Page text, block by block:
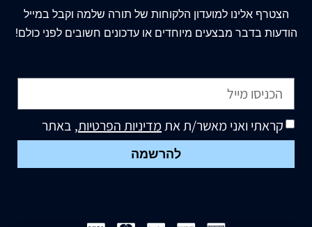
הצטרף אלינו למועדון הלקוחות של תורה שלמה וקבל במייל
הודעות בדבר מבצעים מיוחדים או עדכונים חשובים לפני כולם!
קראתי ואני מאשר/ת אתמדיניות הפרטיות, באתר
להרשמה